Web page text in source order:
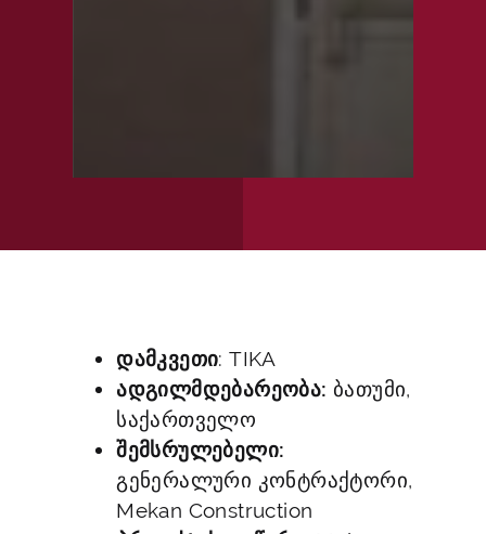
დამკვეთი: TIKA
ადგილმდებარეობა: ბათუმი,
საქართველო
შემსრულებელი:
გენერალური კონტრაქტორი,
Mekan Construction